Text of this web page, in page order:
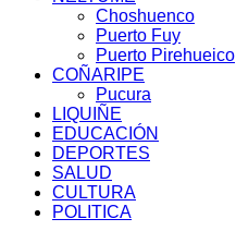
Choshuenco
Puerto Fuy
Puerto Pirehueico
COÑARIPE
Pucura
LIQUIÑE
EDUCACIÓN
DEPORTES
SALUD
CULTURA
POLITICA